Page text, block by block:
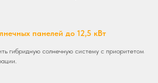
панелей до 12,5 кВт
гибридную солнечную систему с приоритетом